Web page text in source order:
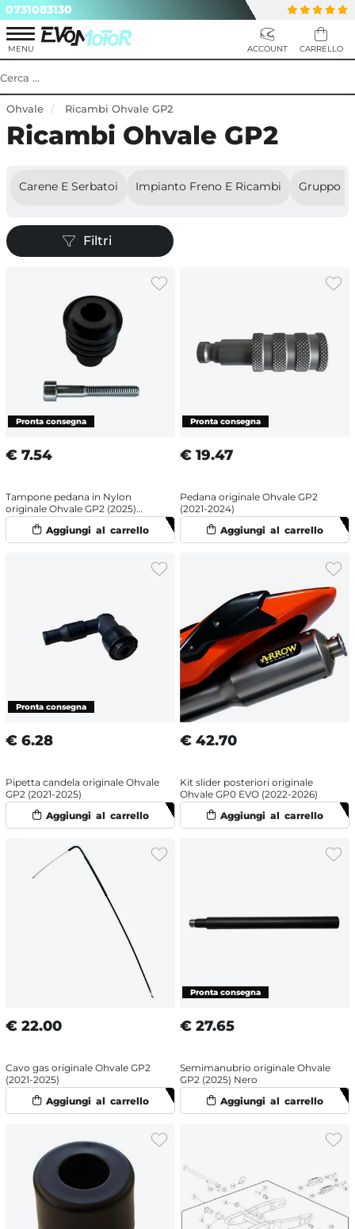
0731083130
Ohvale Ricambi Ohvale GP2
Ricambi Ohvale GP2
Carene E Serbatoi Impianto Freno E Ricambi Gruppo
Filtri
€ 7.54
Tampone pedana in Nylon
originale Ohvale GP2 (2025)
Nero
€ 19.47
Pedana originale Ohvale GP2
(2021-2024)
€ 6.28
Pipetta candela originale Ohvale
GP2 (2021-2025)
€ 42.70
Kit slider posteriori originale
Ohvale GP0 EVO (2022-2026)
€ 22.00
Cavo gas originale Ohvale GP2
(2021-2025)
€ 27.65
Semimanubrio originale Ohvale
GP2 (2025) Nero